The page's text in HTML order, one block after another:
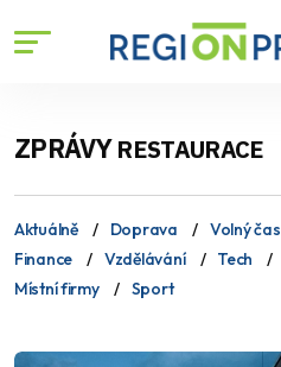
ZPRÁVYRESTAURACE
Aktuálně Doprava Volný čas
Finance
Vzdělávání Tech
Místní firmy
Sport